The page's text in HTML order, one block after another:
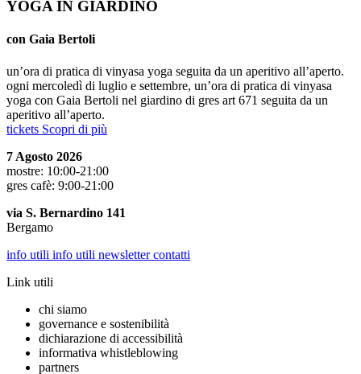
YOGA IN GIARDINO
con Gaia Bertoli
un’ora di pratica di vinyasa yoga seguita da un aperitivo all’aperto.
ogni mercoledì di luglio e settembre, un’ora di pratica di vinyasa
yoga con Gaia Bertoli nel giardino di gres art 671 seguita da un
aperitivo all’aperto.
tickets Scopri di più
7 Agosto 2026
mostre: 10:00-21:00
gres cafè: 9:00-21:00
via S. Bernardino 141
Bergamo
info utili info utili newslettercontatti
Link utili
chi siamo
governance e sostenibilità
dichiarazione di accessibilità
informativa whistleblowing
partners